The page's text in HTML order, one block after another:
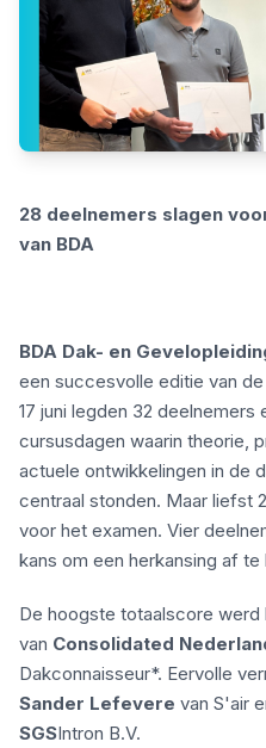
28 deelnemers slagen
van BDA
BDA Dak- en
een succesvolle editie van
17 juni legden 32 deelnemers
cursusdagen waarin theorie,
actuele ontwikkelingen in de
centraal stonden. Maar liefst
voor het examen. Vier
kans om een herkansing af te
De hoogste totaalscore werd
van Consolidated
Dakconnaisseur*. Eervolle
Sander Lefevere van S'air
SGSIntron B.V.